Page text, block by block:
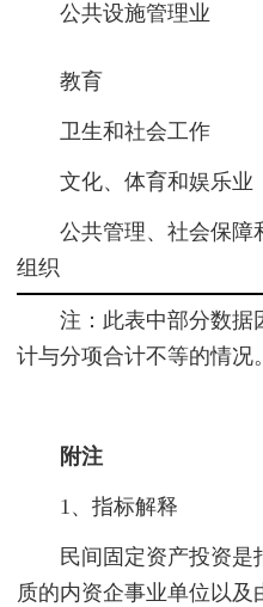
公共设施管理业
教育
卫生和社会工作
文化、体育和娱乐业
公共管理、社会保障
组织
注：此表中部分数据
计与分项合计不等的情况。
附注
1、指标解释
民间固定资产投资是
质的内资企事业单位以及